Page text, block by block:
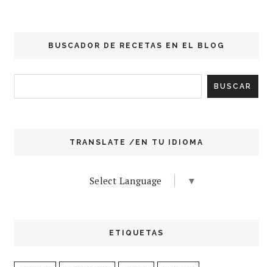
BUSCADOR DE RECETAS EN EL BLOG
TRANSLATE /EN TU IDIOMA
Select Language ▼
ETIQUETAS